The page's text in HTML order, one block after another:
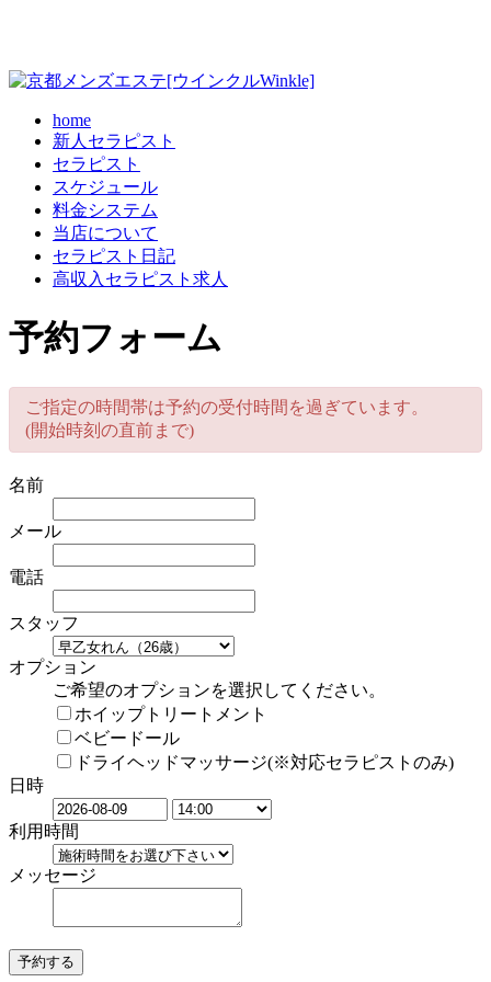
home
新人セラピスト
セラピスト
スケジュール
料金システム
当店について
セラピスト日記
高収入セラピスト求人
予約フォーム
ご指定の時間帯は予約の受付時間を過ぎています。
(開始時刻の直前まで)
名前
メール
電話
スタッフ
オプション
ご希望のオプションを選択してください。
ホイップトリートメント
ベビードール
ドライヘッドマッサージ(※対応セラピストのみ)
日時
利用時間
メッセージ